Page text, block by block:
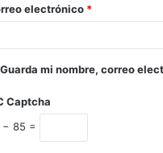
electrónico *
Guarda mi nombre, correo
Captcha
− 85 =